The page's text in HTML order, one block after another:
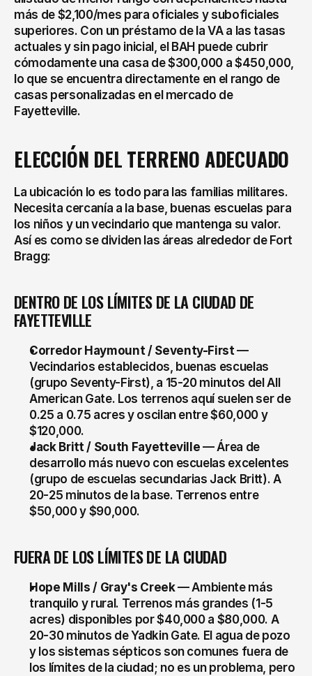
más de $2,100/mes para oficiales y suboficiales
superiores. Con un préstamo de la VA a las tasas
actuales y sin pago inicial, el BAH puede cubrir
cómodamente una casa de $300,000 a $450,000,
lo que se encuentra directamente en el rango de
casas personalizadas en el mercado de
Fayetteville.
ELECCIÓN DEL TERRENO ADECUADO
La ubicación lo es todo para las familias militares.
Necesita cercanía a la base, buenas escuelas para
los niños y un vecindario que mantenga su valor.
Así es como se dividen las áreas alrededor de Fort
Bragg:
DENTRO DE LOS LÍMITES DE LA CIUDAD DE
FAYETTEVILLE
Corredor Haymount / Seventy-First —
Vecindarios establecidos, buenas escuelas
(grupo Seventy-First), a 15-20 minutos del All
American Gate. Los terrenos aquí suelen ser de
0.25 a 0.75 acres y oscilan entre $60,000 y
$120,000.
Jack Britt / South Fayetteville — Área de
desarrollo más nuevo con escuelas excelentes
(grupo de escuelas secundarias Jack Britt). A
20-25 minutos de la base. Terrenos entre
$50,000 y $90,000.
FUERA DE LOS LÍMITES DE LA CIUDAD
Hope Mills / Gray's Creek — Ambiente más
tranquilo y rural. Terrenos más grandes (1-5
acres) disponibles por $40,000 a $80,000. A
20-30 minutos de Yadkin Gate. El agua de pozo
y los sistemas sépticos son comunes fuera de
los límites de la ciudad; no es un problema, pero